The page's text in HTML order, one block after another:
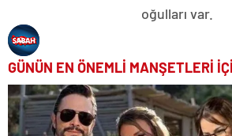
oğulları var.
GÜNÜN EN ÖNEMLİ MANŞETLERİ